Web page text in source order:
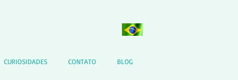
CURIOSIDADES CONTATO BLOG